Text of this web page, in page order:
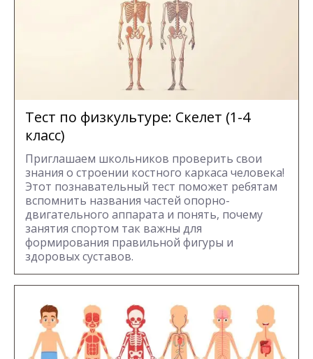
Тест по физкультуре: Скелет (1-4
класс)
Приглашаем школьников проверить свои
знания о строении костного каркаса человека!
Этот познавательный тест поможет ребятам
вспомнить названия частей опорно-
двигательного аппарата и понять, почему
занятия спортом так важны для
формирования правильной фигуры и
здоровых суставов.